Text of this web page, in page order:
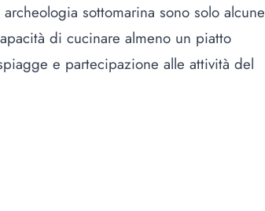
sottomarina sono solo alcune
di cucinare almeno un piatto
e partecipazione alle attività del